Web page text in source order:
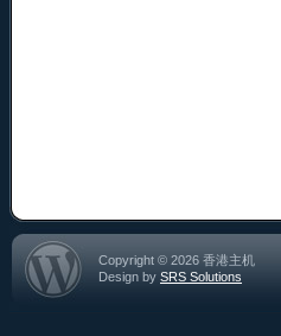
Copyright © 2026 香港主机
Design by SRS Solutions